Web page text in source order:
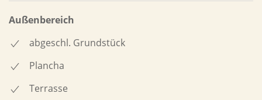
Außenbereich
abgeschl. Grundstück
Plancha
Terrasse